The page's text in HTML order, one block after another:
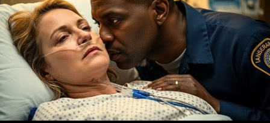
opérations de chargement
Les risques majeurs liés à la
conduite dangereuse dans
les zones urbaines
Les rues étroites de Paris, combinées à un trafic